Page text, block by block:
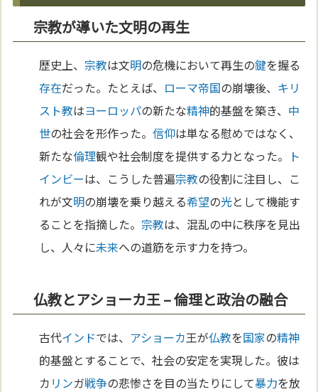
宗教が導いた文明の再生
歴史上、 宗教は文明の危機において再生の鍵を握る
存在だった。たとえば、 ローマ帝国の崩壊後、 キリ
スト教はヨーロッパの新たな精神的基盤を築き、 中
世の社会を形作った。信仰は単なる慰めではなく、
新たな倫理観や社会制度を提供する力となった。
ト
インビーは、こうした普遍宗教の役割に注目し、こ
れが文明の崩壊を乗り越える希望の光として機能す
ることを指摘した。 宗教は、混乱の中に秩序を見出
し、人々に未来への道筋を示す力を持つ。
仏教とアショーカ王 – 倫理と政治の融合
古代インドでは、 アショーカ王が仏教を国家の精神
的基盤とすることで、社会の安定を実現した。彼は
カ リンガ戦争の悲惨さを目の当たりにして暴力を放